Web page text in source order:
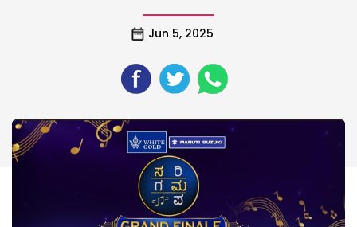
Jun 5, 2025